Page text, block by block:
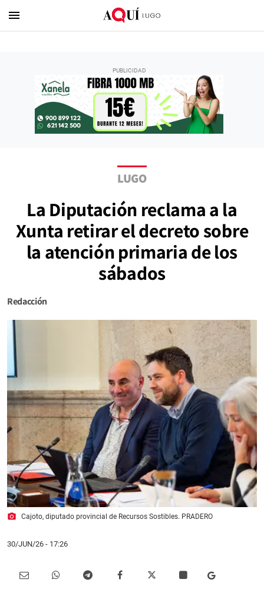
menu
LUGO
La Diputación reclama a la
Xunta retirar el decreto sobre
la atención primaria de los
sábados
Redacción
photo_camera Cajoto, diputado provincial de Recursos Sostibles. PRADERO
30/JUN/26 - 17:26